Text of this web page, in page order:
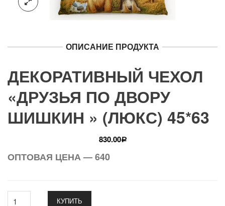
ОПИСАНИЕ ПРОДУКТА
ДЕКОРАТИВНЫЙ ЧЕХОЛ
«ДРУЗЬЯ ПО ДВОРУ
ШИШКИН » (ЛЮКС) 45*63
830.00Р
ОПТОВАЯ ЦЕНА — 640
КУПИТЬ